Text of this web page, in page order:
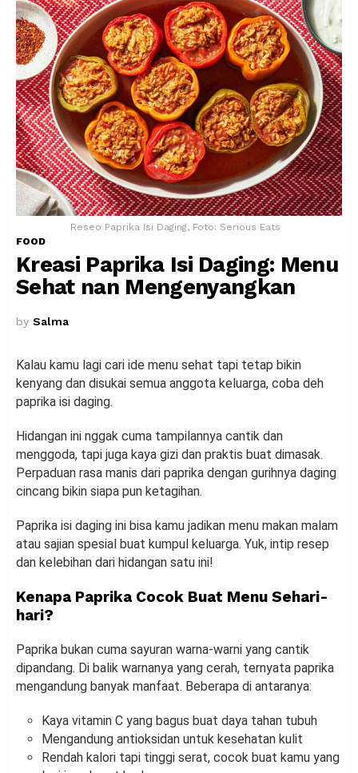
Reseo Paprika Isi Daging, Foto: Serious Eats
FOOD
Kreasi Paprika Isi Daging: Menu
Sehat nan Mengenyangkan
by Salma
Kalau kamu lagi cari ide menu sehat tapi tetap bikin
kenyang dan disukai semua anggota keluarga, coba deh
paprika isi daging.
Hidangan ini nggak cuma tampilannya cantik dan
menggoda, tapi juga kaya gizi dan praktis buat dimasak.
Perpaduan rasa manis dari paprika dengan gurihnya daging
cincang bikin siapa pun ketagihan.
Paprika isi daging ini bisa kamu jadikan menu makan malam
atau sajian spesial buat kumpul keluarga. Yuk, intip resep
dan kelebihan dari hidangan satu ini!
Kenapa Paprika Cocok Buat Menu Sehari-
hari?
Paprika bukan cuma sayuran warna-warni yang cantik
dipandang. Di balik warnanya yang cerah, ternyata paprika
mengandung banyak manfaat. Beberapa di antaranya:
Kaya vitamin C yang bagus buat daya tahan tubuh
Mengandung antioksidan untuk kesehatan kulit
Rendah kalori tapi tinggi serat, cocok buat kamu yang